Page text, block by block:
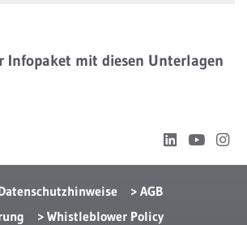
Infopaket mit diesen Unterlagen
AGB
Whistleblower Policy